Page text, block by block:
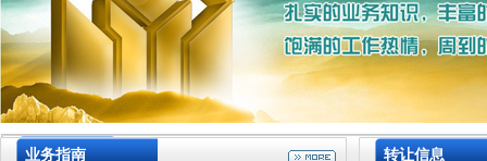
业务指南 转让信息